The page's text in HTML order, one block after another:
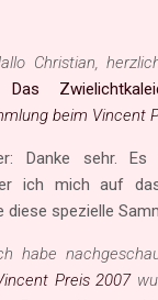
Christian,
Das
beim Vincent
Danke sehr.
ich mich auf
diese spezielle
habe
Preis 2007